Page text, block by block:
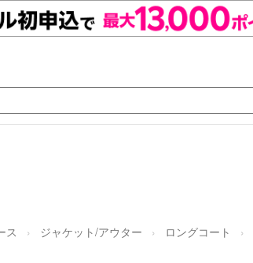
ス ジャケット/アウター ロングコート